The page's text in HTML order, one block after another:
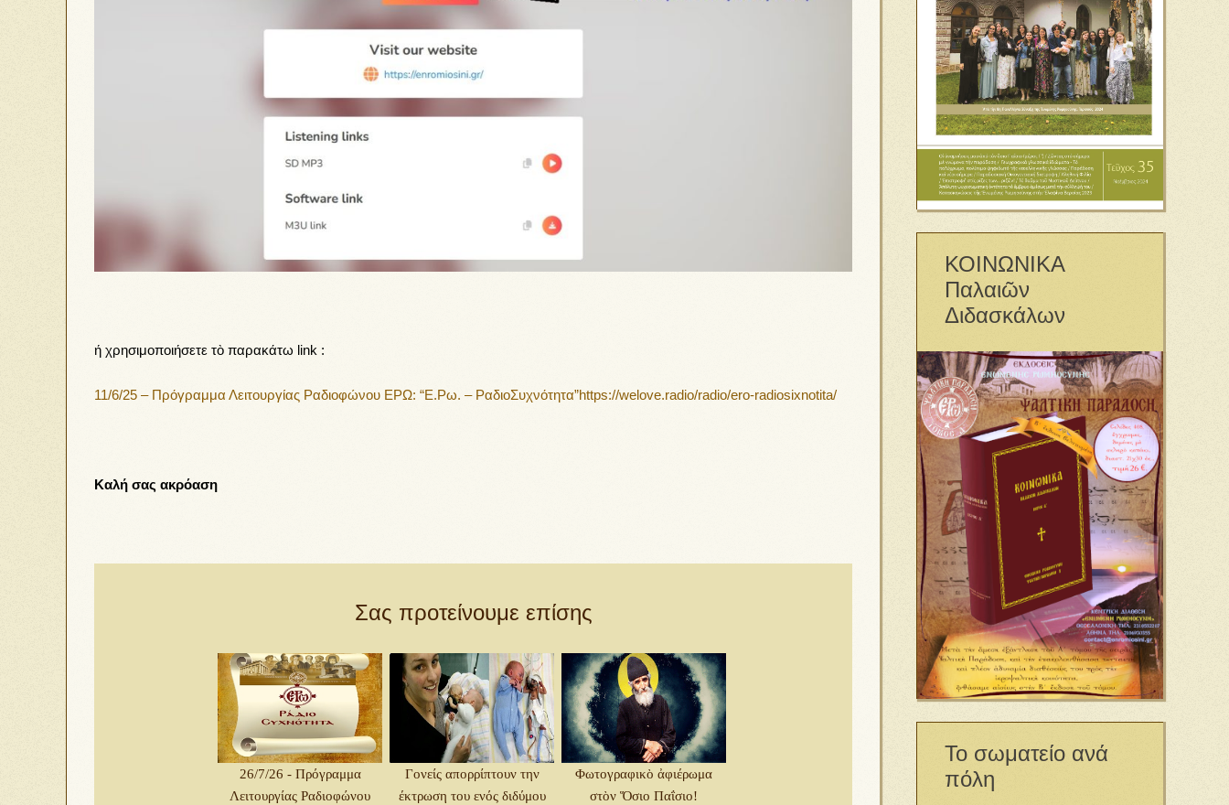
ή χρησιμοποιήσετε τὸ παρακάτω link :
11/6/25 – Πρόγραμμα Λειτουργίας Ραδιοφώνου ΕΡΩ: “Ε.Ρω. – ΡαδιοΣυχνότητα”https://welove.radio/radio/ero-radiosixnotita/
Καλή σας ακρόαση
Σας προτείνουμε επίσης
26/7/26 - Πρόγραμμα
Λειτουργίας Ραδιοφώνου
Γονείς απορρίπτουν την
έκτρωση του ενός διδύμου
Φωτογραφικὸ ἀφιέρωμα
στὸν Ὅσιο Παΐσιο!
ΚΟΙΝΩΝΙΚΑ
Παλαιῶν
Διδασκάλων
Το σωματείο ανά
πόλη